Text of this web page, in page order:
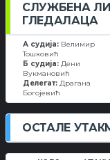
СЛУЖБЕНА
ГЛЕДАЛАЦА
А судија: Велимир
Тошковић
Б судија: Дени
Вукмановић
Делегат: Драгана
Богојевић
ОСТАЛЕ